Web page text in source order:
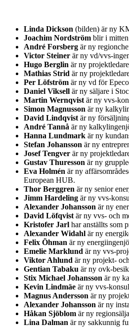
Linda Dickson (bilden) är ny
Joachim Nordström blir i mitten
André Forsberg är ny
Victor Steiner är ny vd/vvs-
Hugo Berglin är ny
Mathias Strid är ny
Per Löfström är ny vd för
Daniel Viksell är ny säljare i
Martin Wernqvist är ny vvs-
Simon Magnusson är ny
David Lindqvist är ny
André Tannå är ny
Hanna Lundmark är ny
Stefan Johansson är ny
Josef Tengver är ny
Gustav Thuresson är ny
Eva Holmén är ny
European HUB.
Thor Berggren är ny senior
Jimm Hardeling är ny vvs-
Alexander Johansson är ny
David Löfqvist är ny vvs- och
Kristofer Jarl har anställts som
Alexander Widahl är ny
Felix Öhman är ny
Emelie Marklund är ny vvs-
Viktor Ahlund är ny projekt-
Gentian Tabaku är ny ovk-
Stix Michael Johansson är ny
Kevin Lindmäe är ny vvs-
Magnus Andersson är ny
Alexander Johansson är ny
Håkan Sjöblom är ny
Lina Dalman är ny sakkunnig